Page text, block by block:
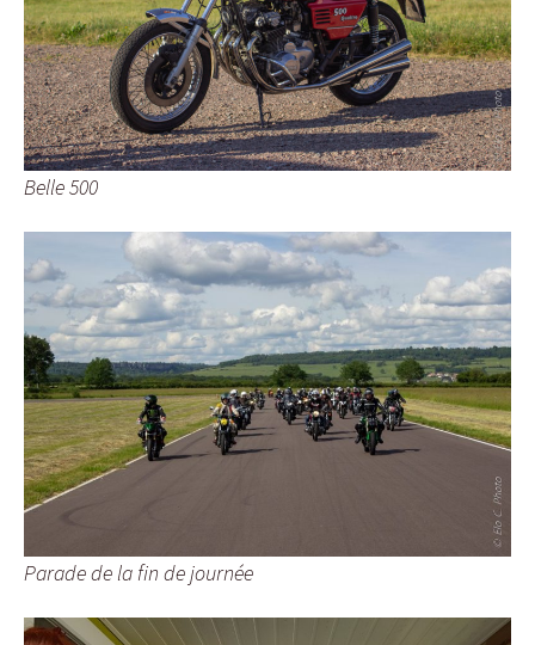
Belle 500
Parade de la fin de journée